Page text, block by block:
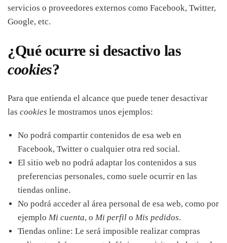
servicios o proveedores externos como Facebook, Twitter,
Google, etc.
¿Qué ocurre si desactivo las
cookies?
Para que entienda el alcance que puede tener desactivar
las cookies le mostramos unos ejemplos:
No podrá compartir contenidos de esa web en
Facebook, Twitter o cualquier otra red social.
El sitio web no podrá adaptar los contenidos a sus
preferencias personales, como suele ocurrir en las
tiendas online.
No podrá acceder al área personal de esa web, como por
ejemplo Mi cuenta, o Mi perfil o Mis pedidos.
Tiendas online: Le será imposible realizar compras